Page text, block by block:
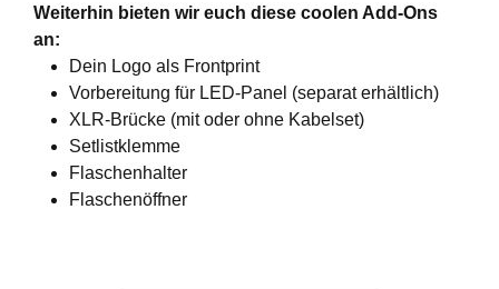
Weiterhin bieten wir euch diese coolen Add-Ons
an:
Dein Logo als Frontprint
Vorbereitung für LED-Panel (separat erhältlich)
XLR-Brücke (mit oder ohne Kabelset)
Setlistklemme
Flaschenhalter
Flaschenöffner